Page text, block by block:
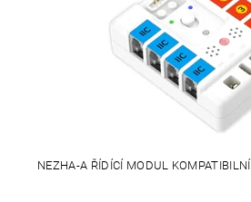
NEZHA-A ŘÍDÍCÍ MODUL